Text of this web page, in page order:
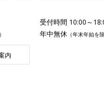
内
受付時間 10:00～
年中無休 （年末年始を